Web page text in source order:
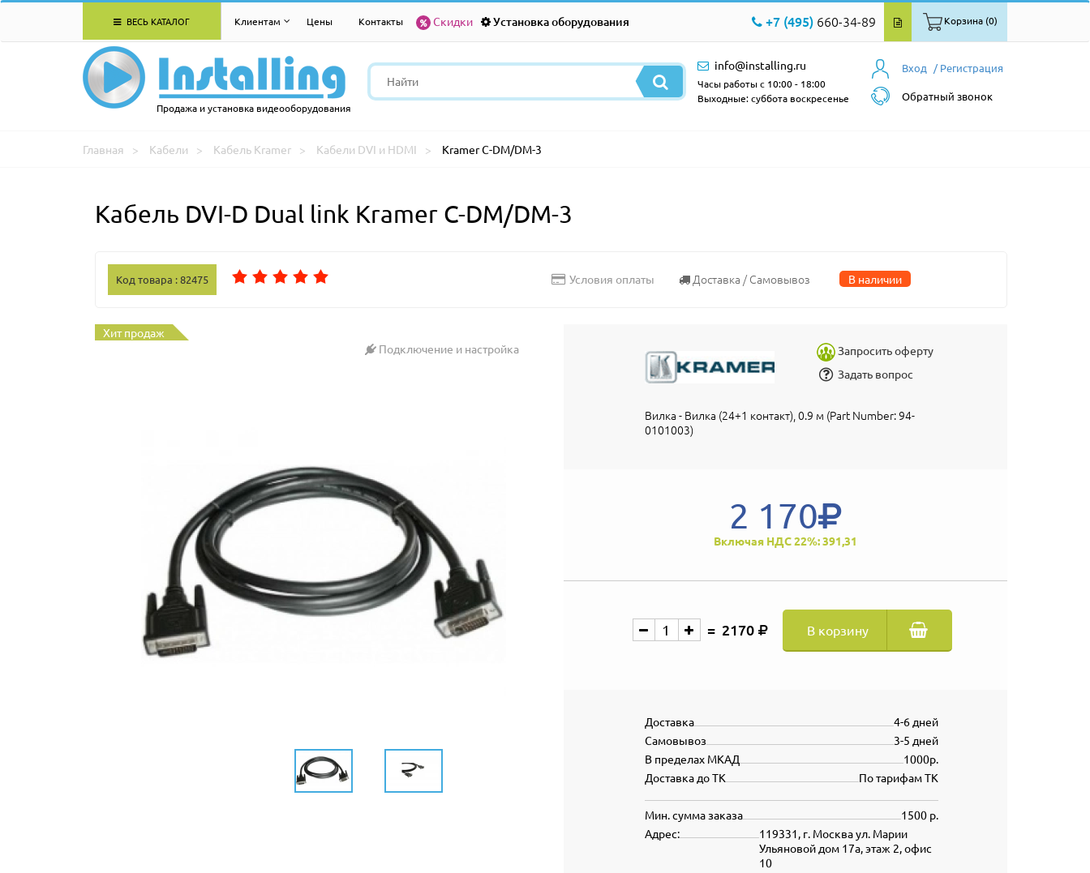
ВЕСЬ КАТАЛОГ Клиентам Цены Контакты Скидки Установка оборудования +7 (495) 660-34-89 Корзина (0)
Продажа и установка видеооборудования
Вход / Регистрация
Обратный звонок
info@installing.ru
Часы работы с 10:00 - 18:00
Выходные: суббота воскресенье
Главная Кабели Кабель Kramer Кабели DVI и HDMI Kramer C-DM/DM-3
Кабель DVI-D Dual link Kramer C-DM/DM-3
Код товара : 82475 Условия оплаты Доставка / Самовывоз В наличии
Хит продаж
Подключение и настройка
Запросить оферту
Задать вопрос
Вилка - Вилка (24+1 контакт), 0.9 м (Part Number: 94-
0101003)
2 170
Включая НДС 22%: 391,31
2170 В корзину
4-6 дней
Доставка
3-5 дней
Самовывоз
1000р.
В пределах МКАД
По тарифам ТК
Доставка до ТК
1500 р.
Мин. сумма заказа
119331, г. Москва ул. Марии
Ульяновой дом 17а, этаж 2, офис
10
Адрес: